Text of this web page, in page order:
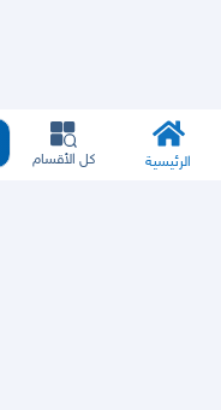
الرئيسية كل الأقسام